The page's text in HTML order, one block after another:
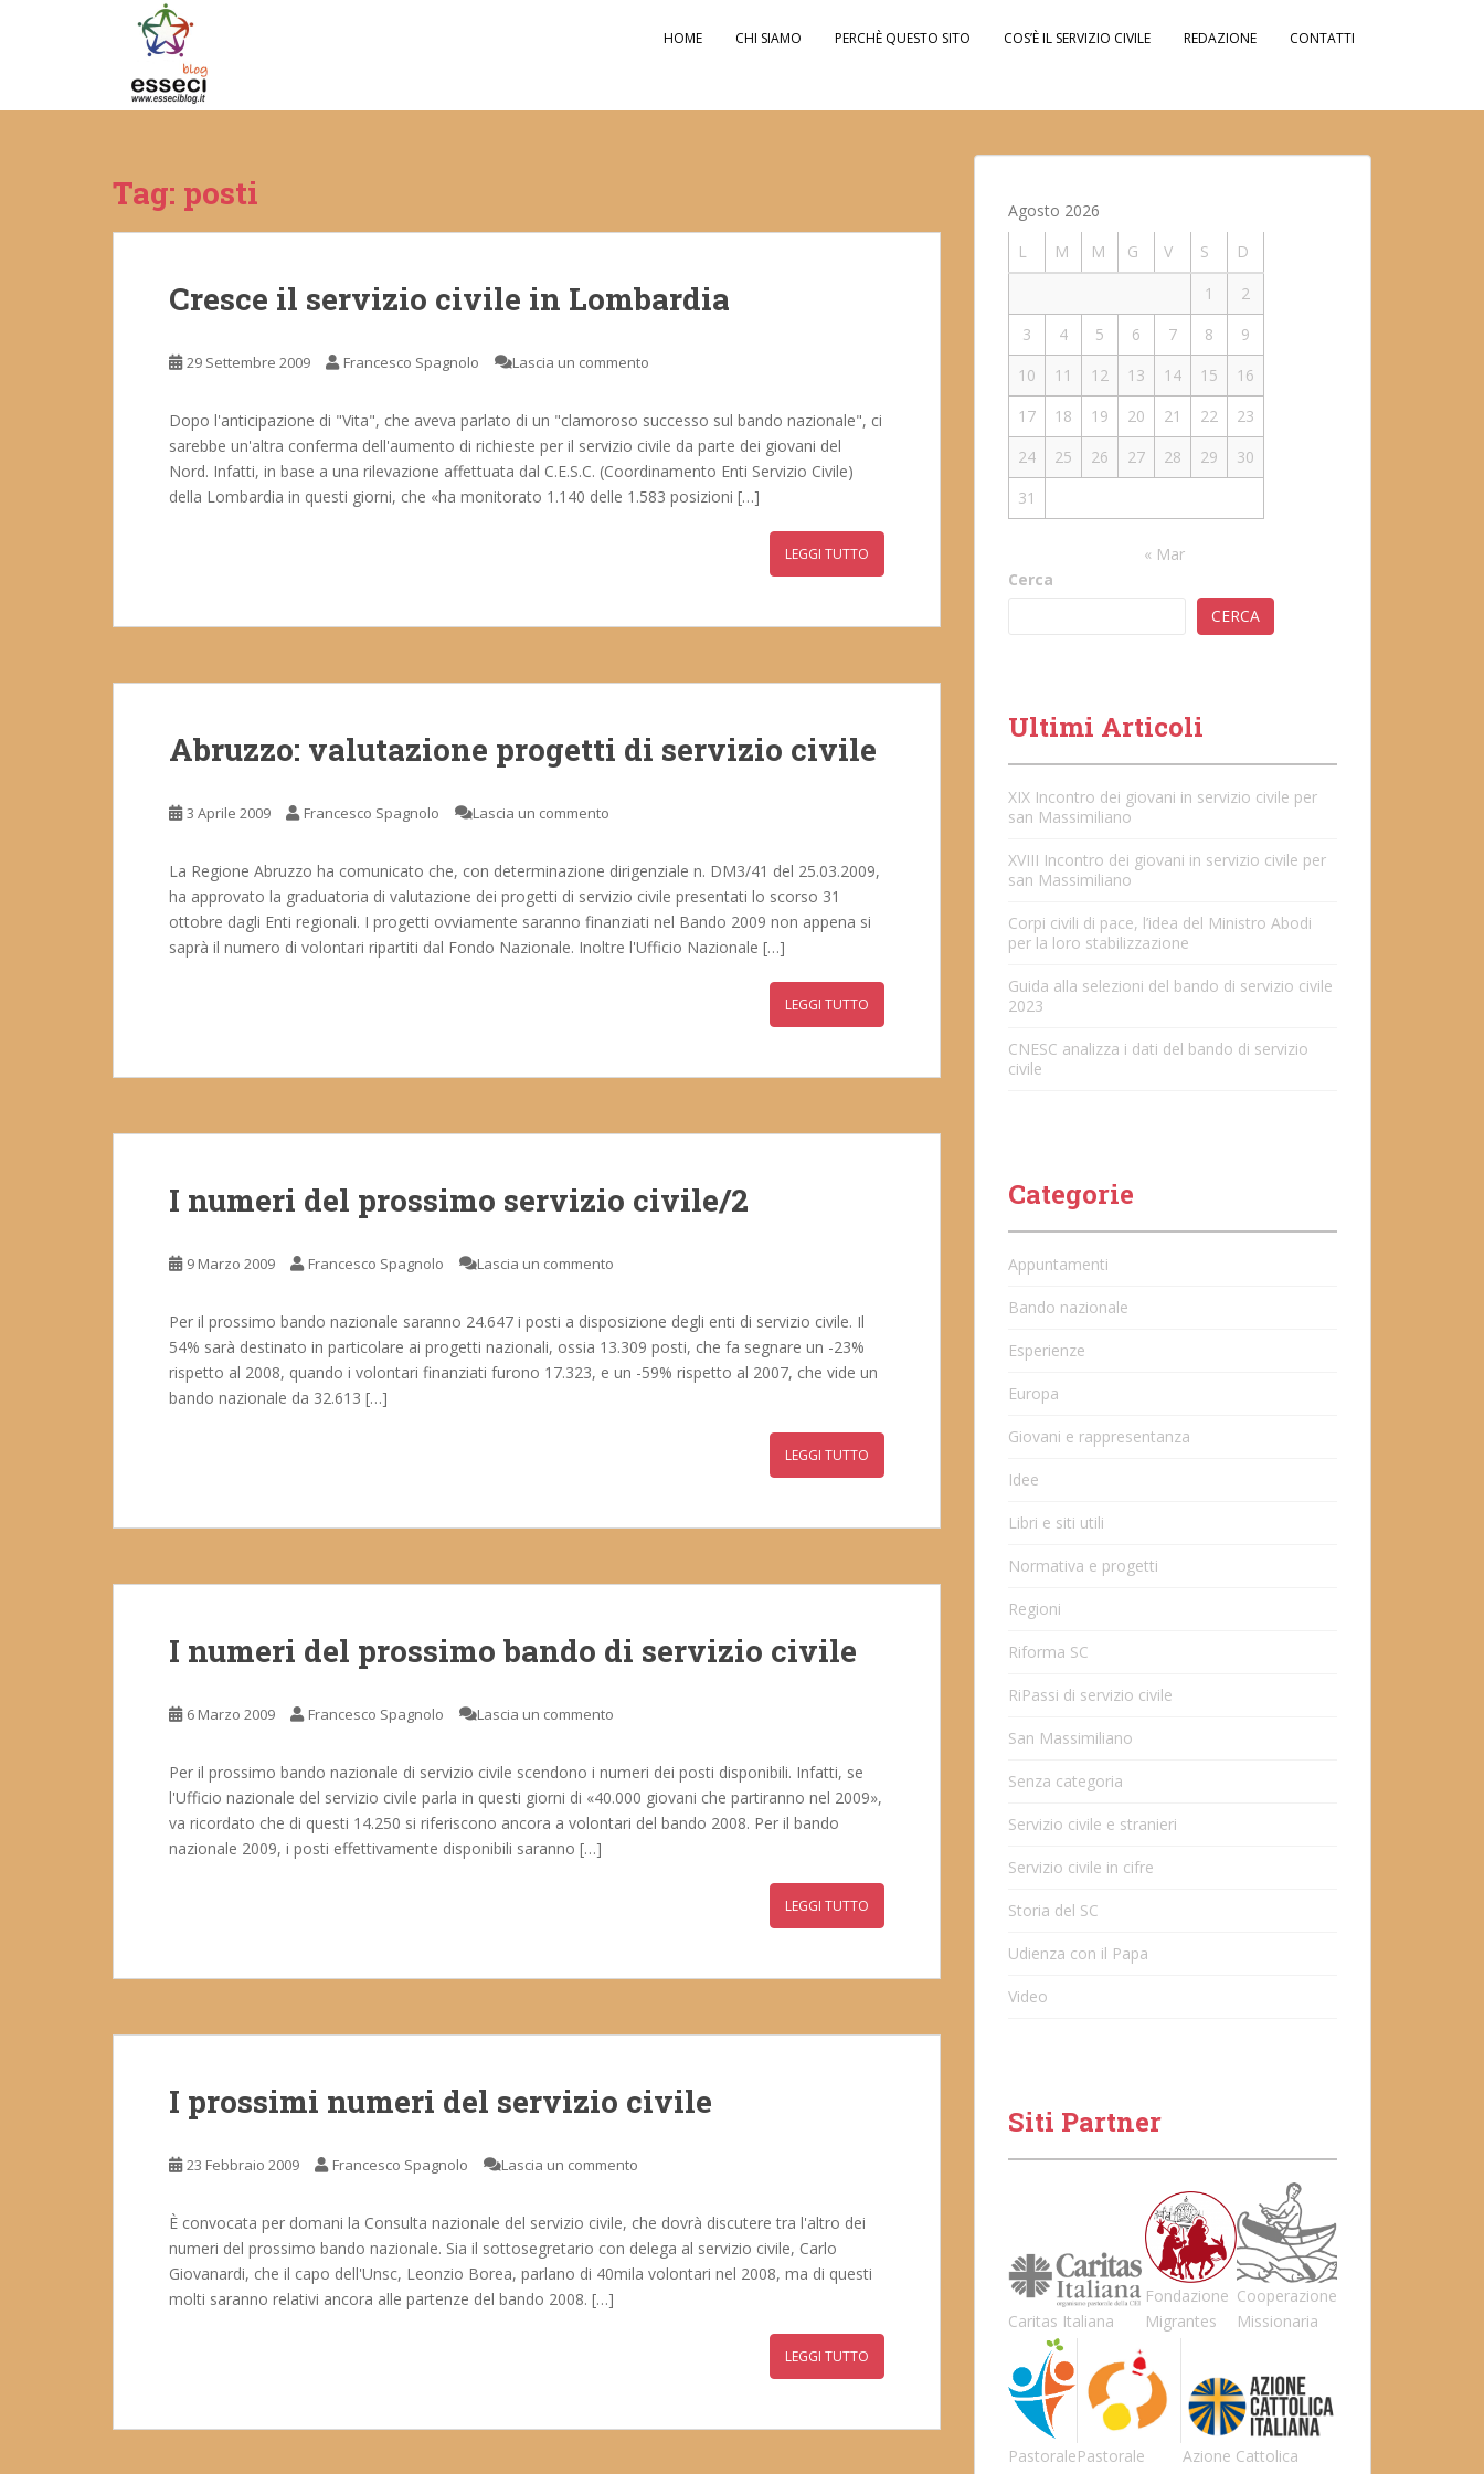
t
HOME CHI SIAMO PERCHÈ QUESTO SITO COS’È IL SERVIZIO CIVILE REDAZIONE CONTATTI
Tag: posti
Cresce il servizio civile in Lombardia
29 Settembre 2009 Francesco Spagnolo Lascia un commento
Dopo l'anticipazione di "Vita", che aveva parlato di un "clamoroso successo sul bando nazionale", ci
sarebbe un'altra conferma dell'aumento di richieste per il servizio civile da parte dei giovani del
Nord. Infatti, in base a una rilevazione affettuata dal C.E.S.C. (Coordinamento Enti Servizio Civile)
della Lombardia in questi giorni, che «ha monitorato 1.140 delle 1.583 posizioni […]
LEGGI TUTTO
Abruzzo: valutazione progetti di servizio civile
3 Aprile 2009 Francesco Spagnolo Lascia un commento
La Regione Abruzzo ha comunicato che, con determinazione dirigenziale n. DM3/41 del 25.03.2009,
ha approvato la graduatoria di valutazione dei progetti di servizio civile presentati lo scorso 31
ottobre dagli Enti regionali. I progetti ovviamente saranno finanziati nel Bando 2009 non appena si
saprà il numero di volontari ripartiti dal Fondo Nazionale. Inoltre l'Ufficio Nazionale […]
LEGGI TUTTO
I numeri del prossimo servizio civile/2
9 Marzo 2009 Francesco Spagnolo Lascia un commento
Per il prossimo bando nazionale saranno 24.647 i posti a disposizione degli enti di servizio civile. Il
54% sarà destinato in particolare ai progetti nazionali, ossia 13.309 posti, che fa segnare un -23%
rispetto al 2008, quando i volontari finanziati furono 17.323, e un -59% rispetto al 2007, che vide un
bando nazionale da 32.613 […]
LEGGI TUTTO
I numeri del prossimo bando di servizio civile
6 Marzo 2009 Francesco Spagnolo Lascia un commento
Per il prossimo bando nazionale di servizio civile scendono i numeri dei posti disponibili. Infatti, se
l'Ufficio nazionale del servizio civile parla in questi giorni di «40.000 giovani che partiranno nel 2009»,
va ricordato che di questi 14.250 si riferiscono ancora a volontari del bando 2008. Per il bando
nazionale 2009, i posti effettivamente disponibili saranno […]
LEGGI TUTTO
I prossimi numeri del servizio civile
23 Febbraio 2009 Francesco Spagnolo Lascia un commento
È convocata per domani la Consulta nazionale del servizio civile, che dovrà discutere tra l'altro dei
numeri del prossimo bando nazionale. Sia il sottosegretario con delega al servizio civile, Carlo
Giovanardi, che il capo dell'Unsc, Leonzio Borea, parlano di 40mila volontari nel 2008, ma di questi
molti saranno relativi ancora alle partenze del bando 2008. […]
LEGGI TUTTO
Agosto 2026
L
M M G V S
D
1
2
3
4 5 6 7 8
9
10
11 12 13 14 15
16
17
18 19 20 21 22
23
24
25 26 27 28 29
30
31
« Mar
Cerca
CERCA
Ultimi Articoli
XIX Incontro dei giovani in servizio civile per
san Massimiliano
XVIII Incontro dei giovani in servizio civile per
san Massimiliano
Corpi civili di pace, l’idea del Ministro Abodi
per la loro stabilizzazione
Guida alla selezioni del bando di servizio civile
2023
CNESC analizza i dati del bando di servizio
civile
Categorie
Appuntamenti
Bando nazionale
Esperienze
Europa
Giovani e rappresentanza
Idee
Libri e siti utili
Normativa e progetti
Regioni
Riforma SC
RiPassi di servizio civile
San Massimiliano
Senza categoria
Servizio civile e stranieri
Servizio civile in cifre
Storia del SC
Udienza con il Papa
Video
Siti Partner
Caritas Italiana
Fondazione
Migrantes
Cooperazione
Missionaria
PastoralePastorale
Azione Cattolica